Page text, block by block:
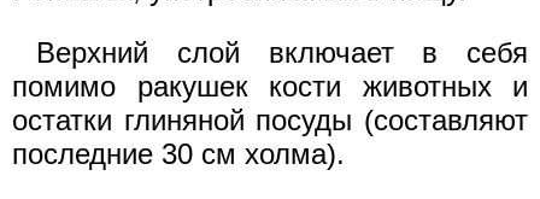
Верхний слой включает в себя
помимо ракушек кости животных и
остатки глиняной посуды (составляют
последние 30 см холма).